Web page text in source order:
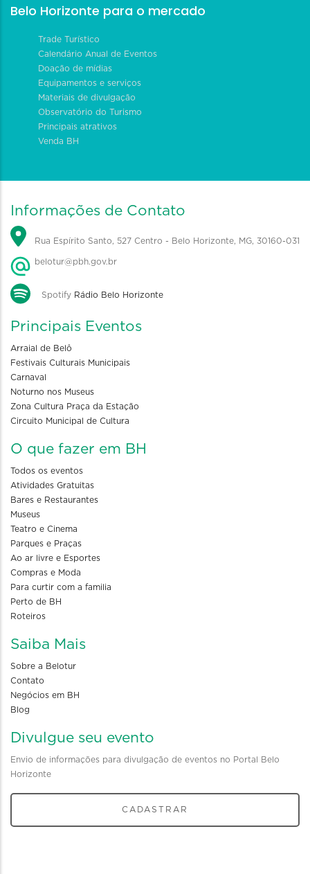
Belo Horizonte para o mercado
Trade Turístico
Calendário Anual de Eventos
Doação de mídias
Equipamentos e serviços
Materiais de divulgação
Observatório do Turismo
Principais atrativos
Venda BH
Informações de Contato
Rua Espírito Santo, 527 Centro - Belo Horizonte, MG, 30160-031
belotur@pbh.gov.br
Spotify Rádio Belo Horizonte
Principais Eventos
Arraial de Belô
Festivais Culturais Municipais
Carnaval
Noturno nos Museus
Zona Cultura Praça da Estação
Circuito Municipal de Cultura
O que fazer em BH
Todos os eventos
Atividades Gratuitas
Bares e Restaurantes
Museus
Teatro e Cinema
Parques e Praças
Ao ar livre e Esportes
Compras e Moda
Para curtir com a familia
Perto de BH
Roteiros
Saiba Mais
Sobre a Belotur
Contato
Negócios em BH
Blog
Divulgue seu evento
Envio de informações para divulgação de eventos no Portal Belo
Horizonte
CADASTRAR